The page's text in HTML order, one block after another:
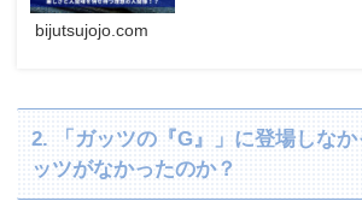
bijutsujojo.com
2. 「ガッツの『G』」に登場しな
ッツがなかったのか？